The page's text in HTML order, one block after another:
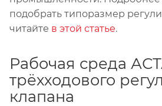
подобрать типоразмер
читайте в этой статье.
Рабочая среда
трёхходового
клапана